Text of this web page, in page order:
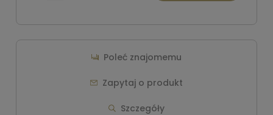
Szczegóły
Zapytaj o produkt
Poleć znajomemu